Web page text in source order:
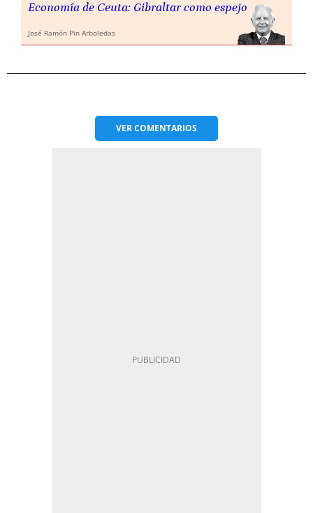
Economía de Ceuta: Gibraltar como espejo
José Ramón Pin Arboledas
VERCOMENTARIOS